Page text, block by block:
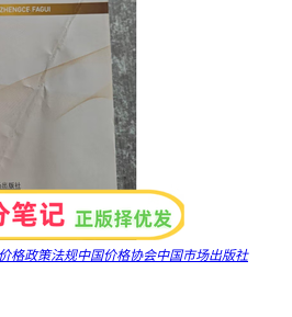
格政策法规中国价格协会中国市场出版社